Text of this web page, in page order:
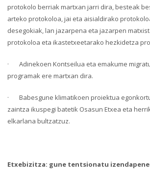
protokolo berriak martxan jarri dira, besteak
arteko protokoloa, jai eta aisialdirako
desegokiak, lan jazarpena eta jazarpen
protokoloa eta ikastetxeetarako hezkidetza
· Adinekoen Kontseilua eta emakume
programak ere martxan dira.
· Babesgune klimatikoen proiektua
zaintza ikuspegi batetik Osasun Etxea eta
elkarlana bultzatzuz.
Etxebizitza: gune tentsionatu